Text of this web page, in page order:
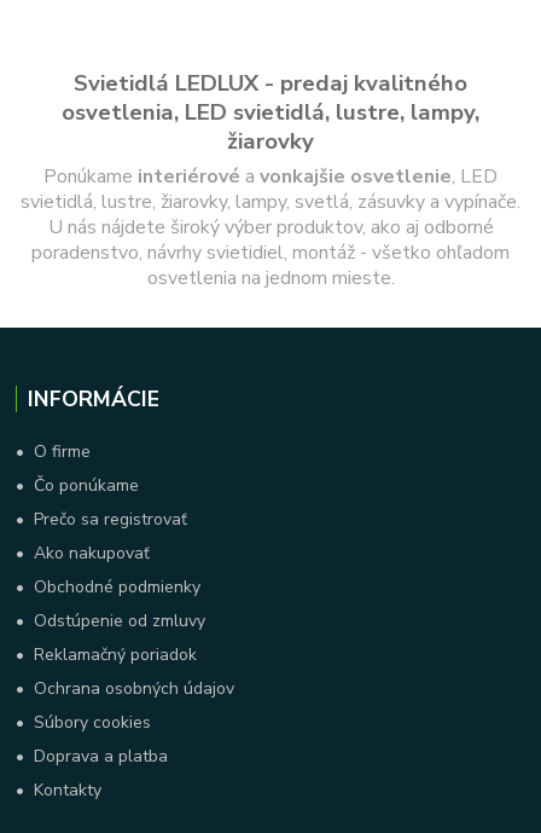
Svietidlá LEDLUX - predaj kvalitného
osvetlenia, LED svietidlá, lustre, lampy,
žiarovky
Ponúkame interiérové a vonkajšie osvetlenie, LED
svietidlá, lustre, žiarovky, lampy, svetlá, zásuvky a vypínače.
U nás nájdete široký výber produktov, ako aj odborné
poradenstvo, návrhy svietidiel, montáž - všetko ohľadom
osvetlenia na jednom mieste.
INFORMÁCIE
• O firme
• Čo ponúkame
•Prečo sa registrovať
•Ako nakupovať
• Obchodné podmienky
• Odstúpenie od zmluvy
•Reklamačný poriadok
• Ochrana osobných údajov
•Súbory cookies
•Doprava a platba
•Kontakty